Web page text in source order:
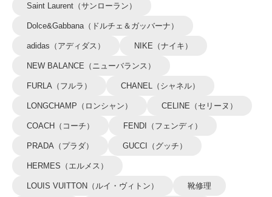
Saint Laurent（サンローラン）
Dolce&Gabbana（ドルチェ＆ガッバーナ）
adidas（アディダス） NIKE（ナイキ）
NEW BALANCE（ニューバランス）
FURLA（フルラ） CHANEL（シャネル）
LONGCHAMP（ロンシャン） CELINE（セリーヌ）
COACH（コーチ） FENDI（フェンディ）
PRADA（プラダ） GUCCI（グッチ）
HERMES（エルメス）
LOUIS VUITTON（ルイ・ヴィトン） 靴修理